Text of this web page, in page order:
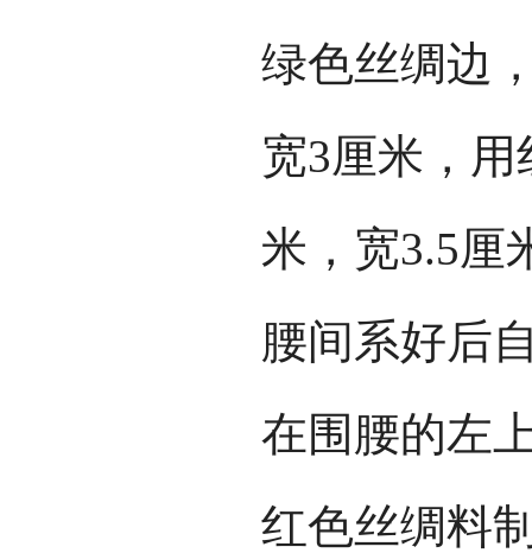
绿色丝绸边
宽3厘米，
米，宽3.5厘
腰间系好后
在围腰的左
红色丝绸料